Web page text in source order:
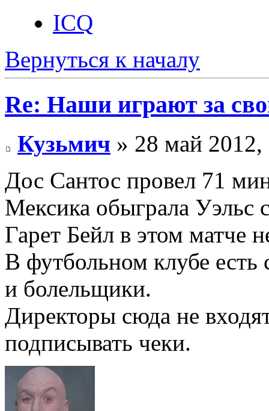
ICQ
Вернуться к началу
Re: Наши играют за
Кузьмич » 28 май 2012,
Дос Сантос провел 71
Мексика обыграла Уэльс
Гарет Бейл в этом матче
В футбольном клубе есть
и болельщики.
Директоры сюда не
подписывать чеки.